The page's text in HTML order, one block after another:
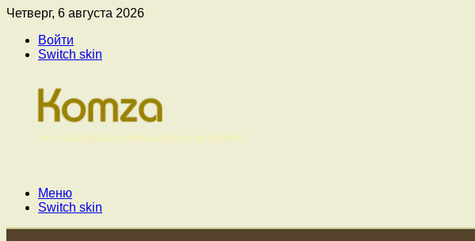
Четверг, 6 августа 2026
Войти
Switch skin
Меню
Switch skin